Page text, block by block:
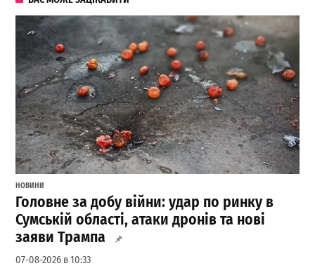
НОВИНИ
Головне за добу війни: удар по ринку в
Сумській області, атаки дронів та нові
заяви Трампа
07-08-2026 в 10:33